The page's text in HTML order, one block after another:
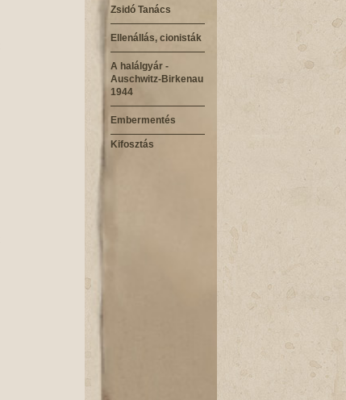
Zsidó Tanács
Ellenállás, cionisták
A halálgyár -
Auschwitz-Birkenau
1944
Embermentés
Kifosztás